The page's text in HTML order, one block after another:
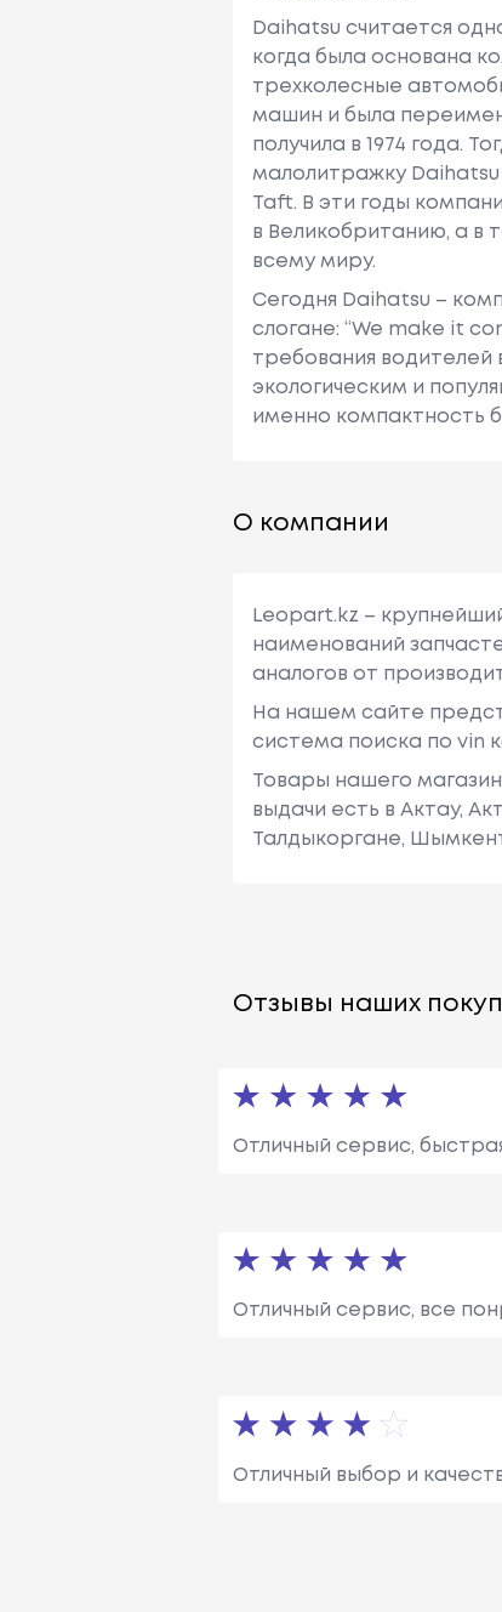
Daihatsu считается
когда была основана
трехколесные
машин и была
получила в 1974 года.
малолитражку Daihatsu
Taft. В эти годы
в Великобританию, а в
всему миру.
Сегодня Daihatsu –
слогане: “We make it
требования
экологическим и
именно компактность
О компании
Leopart.kz –
наименований
аналогов от
На нашем сайте
система поиска по vin
Товары нашего
выдачи есть в Актау,
Талдыкоргане,
Отзывы наших
Отличный сервис,
Отличный сервис, все
Отличный выбор и